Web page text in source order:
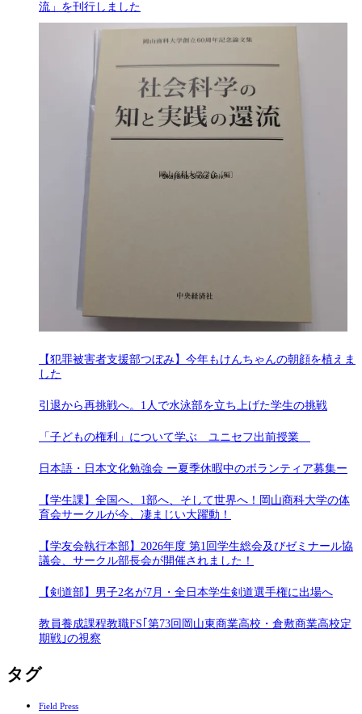
流」を刊行しました
【犯罪被害者支援部つぼみ】今年もけんちゃんの朝顔を植えま
した
引退から再挑戦へ。1人で水泳部を立ち上げた学生の挑戦
「子どもの権利」について学ぶ ユニセフ出前授業
日本語・日本文化勉強会 ー夏季休暇中のボランティア募集ー
【学生課】全国へ、1部へ、そして世界へ！岡山商科大学の体
育会サークルが今、凄まじい大躍動！
【学友会執行本部】2026年度 第1回学生総会及びゼミナール協
議会、サークル部長会が開催されました！
【剣道部】男子2名が7月・全日本学生剣道選手権に出場へ
教員養成課程教職FS｢第73回岡山東商業高校・倉敷商業高校定
期戦｣の視察
タグ
Field Press